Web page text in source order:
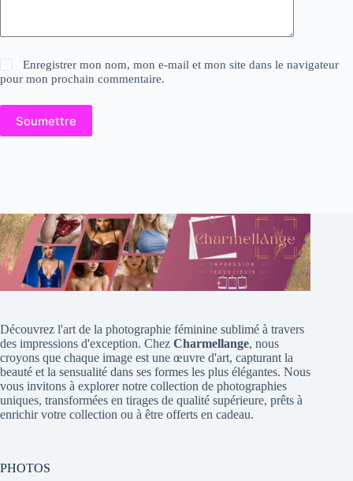
Enregistrer mon nom, mon e-mail et mon site dans le navigateur
pour mon prochain commentaire.
Soumettre
Découvrez l'art de la photographie féminine sublimé à travers
des impressions d'exception. Chez Charmellange, nous
croyons que chaque image est une œuvre d'art, capturant la
beauté et la sensualité dans ses formes les plus élégantes. Nous
vous invitons à explorer notre collection de photographies
uniques, transformées en tirages de qualité supérieure, prêts à
enrichir votre collection ou à être offerts en cadeau.
PHOTOS